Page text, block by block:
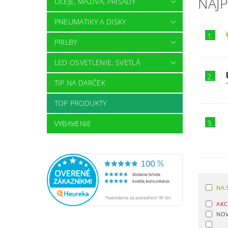
PNEUMATIKY A DISKY
PRILBY
LED OSVETLENIE, SVETLÁ
TIP NA DARČEK
TOP PRODUKTY
VYBAVENIE
1.
2.
3.
NA